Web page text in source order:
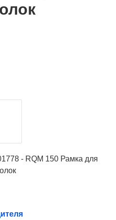
- RQM 150 Рамка для